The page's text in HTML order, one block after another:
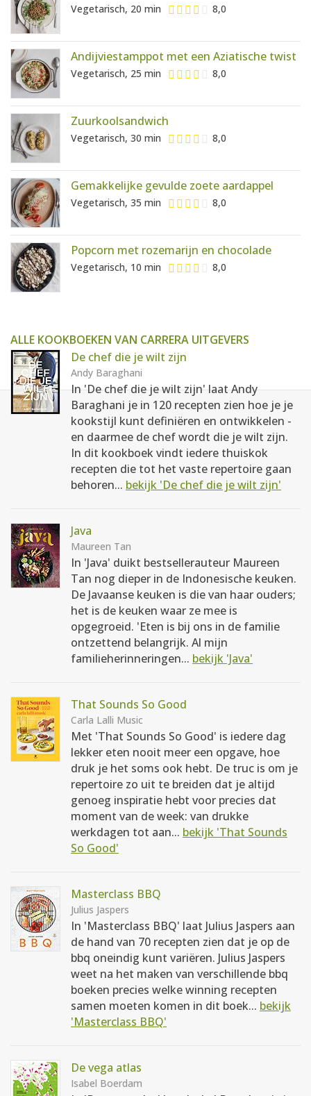
Vegetarisch, 20 min 8,0
Andijviestamppot met een Aziatische twist
Vegetarisch, 25 min 8,0
Zuurkoolsandwich
Vegetarisch, 30 min 8,0
Gemakkelijke gevulde zoete aardappel
Vegetarisch, 35 min 8,0
Popcorn met rozemarijn en chocolade
Vegetarisch, 10 min 8,0
ALLE KOOKBOEKEN VAN CARRERA UITGEVERS
De chef die je wilt zijn
Andy Baraghani
In 'De chef die je wilt zijn' laat Andy
Baraghani je in 120 recepten zien hoe je je
kookstijl kunt definiëren en ontwikkelen -
en daarmee de chef wordt die je wilt zijn.
In dit kookboek vindt iedere thuiskok
recepten die tot het vaste repertoire gaan
behoren... bekijk 'De chef die je wilt zijn'
Java
Maureen Tan
In 'Java' duikt bestsellerauteur Maureen
Tan nog dieper in de Indonesische keuken.
De Javaanse keuken is die van haar ouders;
het is de keuken waar ze mee is
opgegroeid. 'Eten is bij ons in de familie
ontzettend belangrijk. Al mijn
familieherinneringen... bekijk 'Java'
That Sounds So Good
Carla Lalli Music
Met 'That Sounds So Good' is iedere dag
lekker eten nooit meer een opgave, hoe
druk je het soms ook hebt. De truc is om je
repertoire zo uit te breiden dat je altijd
genoeg inspiratie hebt voor precies dat
moment van de week: van drukke
werkdagen tot aan... bekijk 'That Sounds
So Good'
Masterclass BBQ
Julius Jaspers
In 'Masterclass BBQ' laat Julius Jaspers aan
de hand van 70 recepten zien dat je op de
bbq oneindig kunt variëren. Julius Jaspers
weet na het maken van verschillende bbq
boeken precies welke winning recepten
samen moeten komen in dit boek... bekijk
'Masterclass BBQ'
De vega atlas
Isabel Boerdam